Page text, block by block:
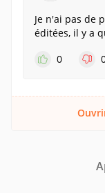
Je n'ai pas de
éditées, il y a
0